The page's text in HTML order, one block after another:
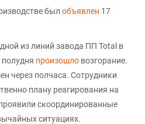
был объявлен 17
из линий завода ПП Total в
произошло возгорание.
через полчаса. Сотрудники
плану реагирования на
скоординированные
ситуациях.